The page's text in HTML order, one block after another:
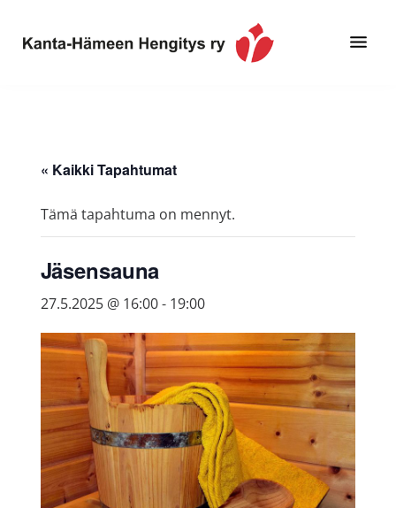
pääsisältöön
alatunnisteeseen
Hengitys
erityisesti
sinua
keuhkoahtaumatauti,uniapnea,
muut
huono
allergiat.
Hengitys
« Kaikki Tapahtumat
Tämä tapahtuma on mennyt.
Jäsensauna
27.5.2025 @ 16:00- 19:00